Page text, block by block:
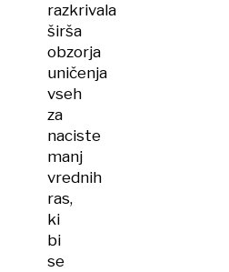
razkrivala
širša
obzorja
uničenja
vseh
za
naciste
manj
vrednih
ras,
ki
bi
se